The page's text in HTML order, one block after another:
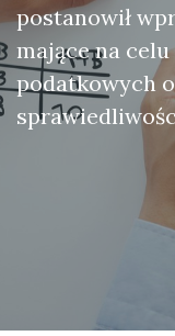
postanowił
mające na
podatkowych